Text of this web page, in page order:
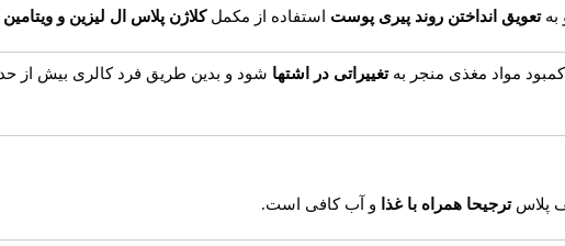
بهتعویق انداختن روند پیری پوست استفاده از مکملکلاژن پلاس ال لیزین و ویتامین C
مواد مغذی منجر بهتغییراتی در اشتها شود و بدین طریق فرد کالری بیش از حد
پلاسترجیحا همراه با غذا و آب کافی است.